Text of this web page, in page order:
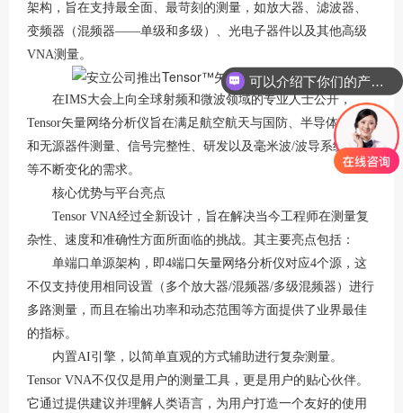
架构，旨在支持最全面、最苛刻的测量，如放大器、滤波器、
变频器（混频器——单级和多级）、光电子器件以及其他高级
VNA测量。
在IMS大会上向全球射频和微波领域的专业人士公开，
Tensor矢量网络分析仪旨在满足航空航天与国防、半导体、有源
和无源器件测量、信号完整性、研发以及毫米波/波导系统开发
等不断变化的需求。
核心优势与平台亮点
Tensor VNA经过全新设计，旨在解决当今工程师在测量复
杂性、速度和准确性方面所面临的挑战。其主要亮点包括：
单端口单源架构，即4端口矢量网络分析仪对应4个源，这
不仅支持使用相同设置（多个放大器/混频器/多级混频器）进行
多路测量，而且在输出功率和动态范围等方面提供了业界最佳
的指标。
内置AI引擎，以简单直观的方式辅助进行复杂测量。
Tensor VNA不仅仅是用户的测量工具，更是用户的贴心伙伴。
它通过提供建议并理解人类语言，为用户打造一个友好的使用
可以介绍下你们的产品么？